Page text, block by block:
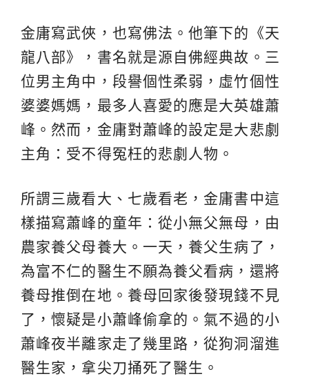
金庸寫武俠，也寫佛法。他筆下的《天
龍八部》，書名就是源自佛經典故。三
位男主角中，段譽個性柔弱，虛竹個性
婆婆媽媽，最多人喜愛的應是大英雄蕭
峰。然而，金庸對蕭峰的設定是大悲劇
主角：受不得冤枉的悲劇人物。
所謂三歲看大、七歲看老，金庸書中這
樣描寫蕭峰的童年：從小無父無母，由
農家養父母養大。一天，養父生病了，
為富不仁的醫生不願為養父看病，還將
養母推倒在地。養母回家後發現錢不見
了，懷疑是小蕭峰偷拿的。氣不過的小
蕭峰夜半離家走了幾里路，從狗洞溜進
醫生家，拿尖刀捅死了醫生。